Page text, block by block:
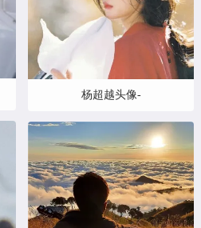
杨超越头像-